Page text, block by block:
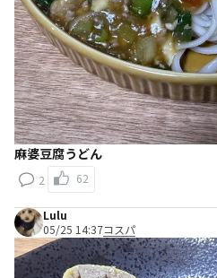
麻婆豆腐うどん
2 62
Lulu
05/25 14:37コスパ